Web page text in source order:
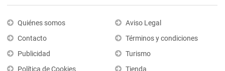
Quiénes somos
Contacto
Publicidad
Aviso Legal
Términos y condiciones
Turismo